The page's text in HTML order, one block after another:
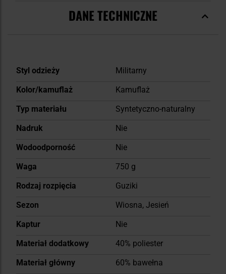
DANE TECHNICZNE
Więcej
Styl odzieży
Militarny
Kolor/kamuflaż
Kamuflaż
Typ materiału
Syntetyczno-naturalny
Nadruk
Nie
Wodoodporność
Nie
Waga
750 g
Rodzaj rozpięcia
Guziki
Sezon
Wiosna, Jesień
Kaptur
Nie
Materiał dodatkowy
40% poliester
Materiał główny
60% bawełna